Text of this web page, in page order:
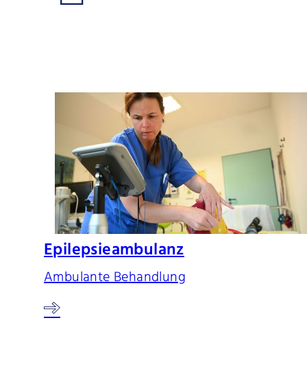
Epilepsieambulanz
Ambulante Behandlung